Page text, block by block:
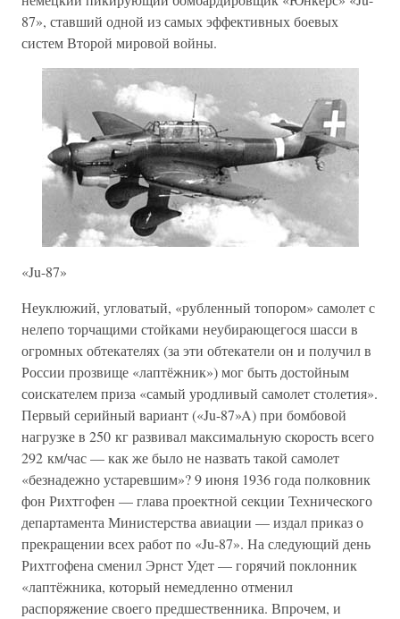
87», ставший одной из самых эффективных боевых
систем Второй мировой войны.
«Ju-87»
Неуклюжий, угловатый, «рубленный топором» самолет с
нелепо торчащими стойками неубирающегося шасси в
огромных обтекателях (за эти обтекатели он и получил в
России прозвище «лаптёжник») мог быть достойным
соискателем приза «самый уродливый самолет столетия».
Первый серийный вариант («Ju-87»A) при бомбовой
нагрузке в 250 кг развивал максимальную скорость всего
292 км/час — как же было не назвать такой самолет
«безнадежно устаревшим»? 9 июня 1936 года полковник
фон Рихтгофен — глава проектной секции Технического
департамента Министерства авиации — издал приказ о
прекращении всех работ по «Ju-87». На следующий день
Рихтгофена сменил Эрнст Удет — горячий поклонник
«лаптёжника, который немедленно отменил
распоряжение своего предшественника. Впрочем, и